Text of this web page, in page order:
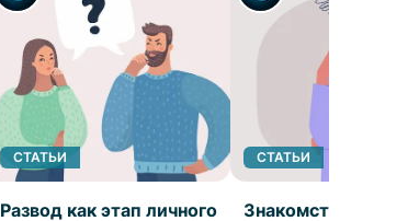
СТАТЬИ
Развод как этап личного
СТАТЬИ
Знакомство с